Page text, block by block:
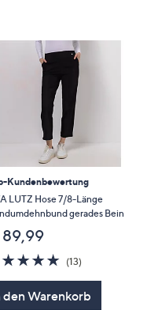
Kundenbewertung
LUTZ Hose 7/8-Länge
gerades Bein
5.0
von
(13)13
den Warenkorb